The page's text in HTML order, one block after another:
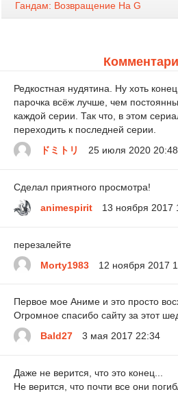
Гандам: Возвращение На G
Редкостная нудятина. Ну хоть
парочка всёж лучше, чем
каждой серии. Так что, в этом
переходить к последней серии.
ドミトリ
25 июля 2020 20:48
Сделал приятного просмотра!
animespirit
13 ноября 2017
перезалейте
Morty1983
12 ноября 2017
Первое мое Аниме и это просто
Огромное спасибо сайту за этот
Bald27
3 мая 2017 22:34
Даже не верится, что это конец...
Не верится, что почти все они